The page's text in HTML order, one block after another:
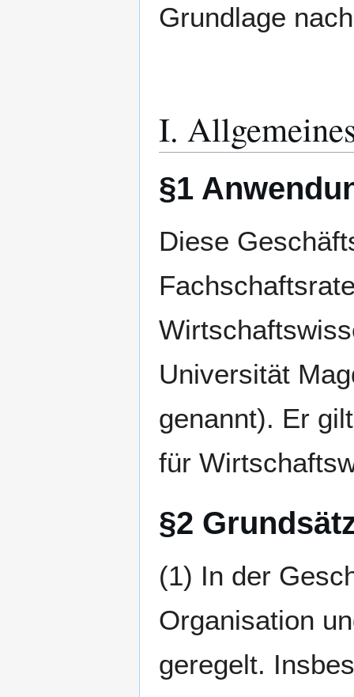
Grundlage
I.
§1
Diese
Universität
genannt). Er
für
§2
(1) In der
Organisation
geregelt.